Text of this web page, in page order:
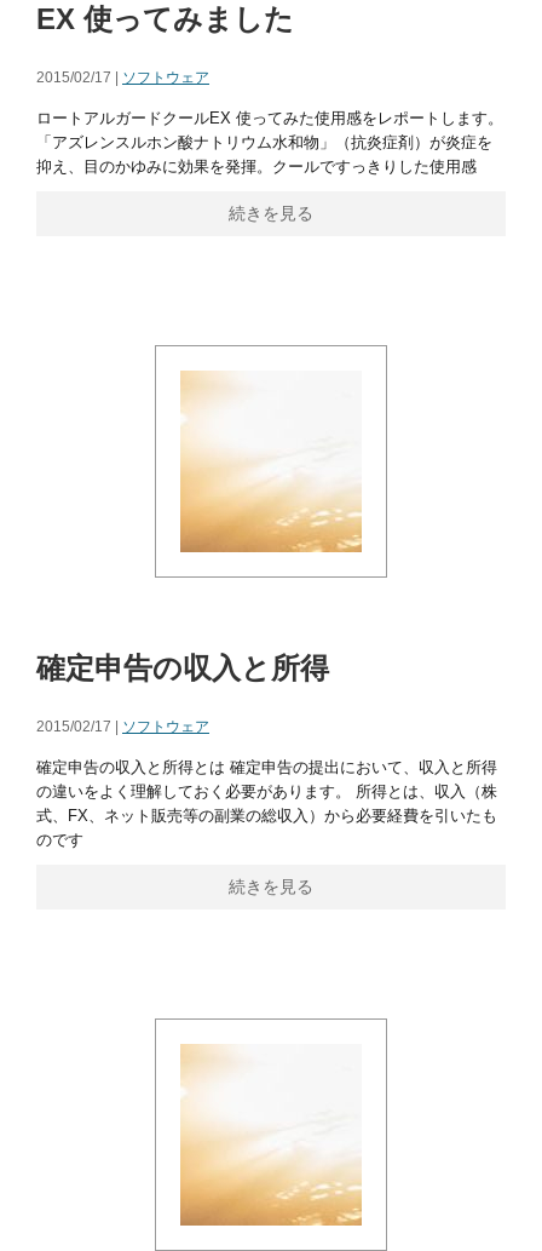
EX 使ってみました
2015/02/17 | ソフトウェア
ロートアルガードクールEX 使ってみた使用感をレポートします。
「アズレンスルホン酸ナトリウム水和物」（抗炎症剤）が炎症を
抑え、目のかゆみに効果を発揮。クールですっきりした使用感
続きを見る
確定申告の収入と所得
2015/02/17 | ソフトウェア
確定申告の収入と所得とは 確定申告の提出において、収入と所得
の違いをよく理解しておく必要があります。 所得とは、収入（株
式、FX、ネット販売等の副業の総収入）から必要経費を引いたも
のです
続きを見る